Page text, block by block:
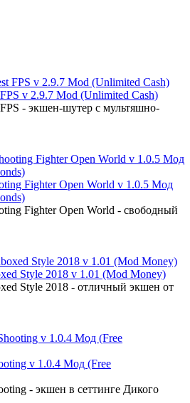
v 2.9.7 Mod (Unlimited Cash)
- экшен-шутер с мультяшно-
Fighter Open World v 1.0.5 Мод
Fighter Open World - свободный
Style 2018 v 1.01 (Mod Money)
Style 2018 - отличный экшен от
v 1.0.4 Мод (Free
- экшен в сеттинге Дикого